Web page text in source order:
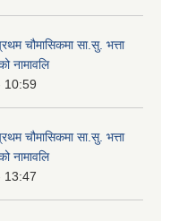
चौमासिकमा सा.सु. भत्ता
नामावलि
10:59
चौमासिकमा सा.सु. भत्ता
नामावलि
13:47